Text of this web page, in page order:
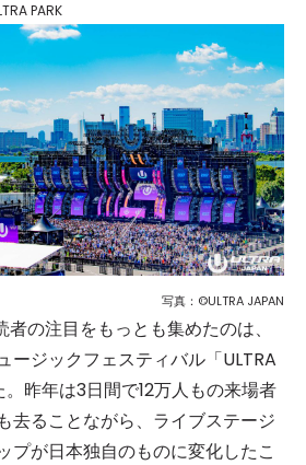
PARK
写真：©ULTRA JAPAN
の注目をもっとも集めたのは、
ージックフェスティバル「ULTRA
昨年は3日間で12万人もの来場者
去ることながら、ライブステージ
プが日本独自のものに変化したこ